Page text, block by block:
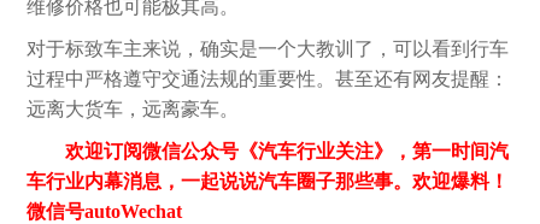
维修价格也可能极其高。
对于标致车主来说，确实是一个大教训了，可以看到行车
过程中严格遵守交通法规的重要性。甚至还有网友提醒：
远离大货车，远离豪车。
欢迎订阅微信公众号《汽车行业关注》，第一时间汽
车行业内幕消息，一起说说汽车圈子那些事。欢迎爆料！
微信号autoWechat